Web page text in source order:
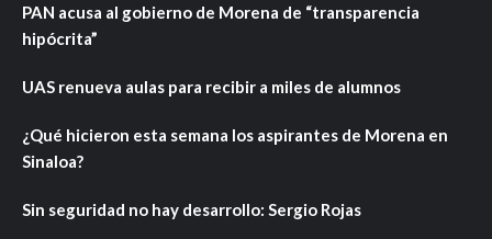
PAN acusa al gobierno de Morena de “transparencia
hipócrita”
UAS renueva aulas para recibir a miles de alumnos
¿Qué hicieron esta semana los aspirantes de Morena en
Sinaloa?
Sin seguridad no hay desarrollo: Sergio Rojas